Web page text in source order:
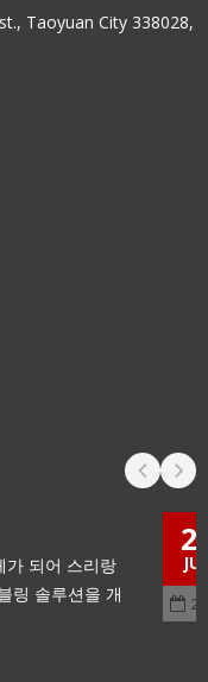
Taoyuan City 338028,
가 되어 스리랑
링 솔루션을 개